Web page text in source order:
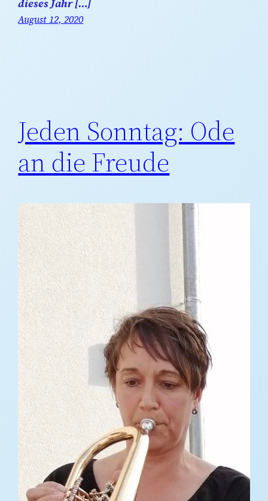
dieses Jahr […]
August 12, 2020
Jeden Sonntag: Ode
an die Freude